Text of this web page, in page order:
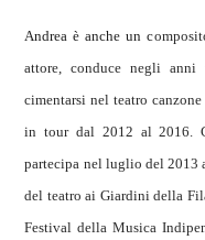
Andrea è anche un c
attore, conduce negli
cimentarsi nel teatro
in tour dal 2012 al 2016.
partecipa nel luglio del 2013
del teatro ai Giardini della
Festival della Musica